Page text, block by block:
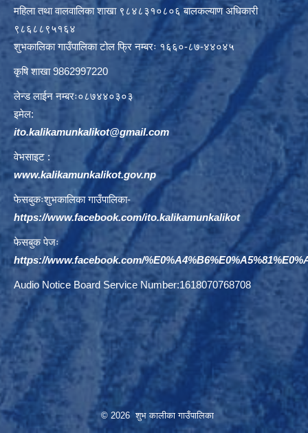
महिला तथा वालवालिका शाखा ९८४८३१०८०६ बालकल्याण अधिकारी
९८६८८९५१६४
शुभकालिका गाउँपालिका टोल फ्रि नम्बरः १६६०-८७-४४०४५
कृषि शाखा 9862997220
लेन्ड लाईन नम्बरः०८७४४०३०३
इमेल:
ito.kalikamunkalikot@gmail.com
वेभसाइट :
www.kalikamunkalikot.gov.np
फेसबुकःशुभकालिका गाउँपालिका-
https://www.facebook.com/ito.kalikamunkalikot
फेसबुक पेजः
https://www.facebook.com/
Audio Notice Board Service Number:1618070768708
© 2026 शुभ कालीका गाउँपालिका